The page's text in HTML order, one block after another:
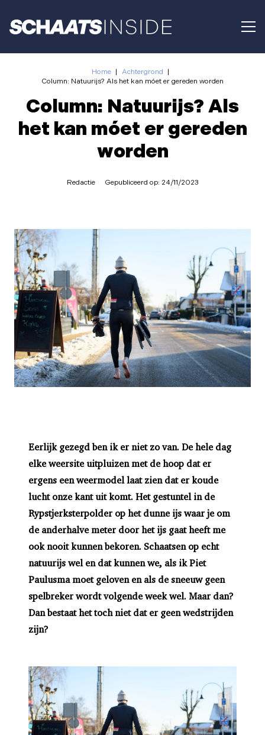
Home | Achtergrond |
Column: Natuurijs? Als het kan móet er gereden worden
Column: Natuurijs? Als
het kan móet er gereden
worden
Redactie Gepubliceerd op: 24/11/2023
Eerlijk gezegd ben ik er niet zo van. De hele dag
elke weersite uitpluizen met de hoop dat er
ergens een weermodel laat zien dat er koude
lucht onze kant uit komt. Het gestuntel in de
Rypstjerksterpolder op het dunne ijs waar je om
de anderhalve meter door het ijs gaat heeft me
ook nooit kunnen bekoren. Schaatsen op echt
natuurijs wel en dat kunnen we, als ik Piet
Paulusma moet geloven en als de sneeuw geen
spelbreker wordt volgende week wel. Maar dan?
Dan bestaat het toch niet dat er geen wedstrijden
zijn?